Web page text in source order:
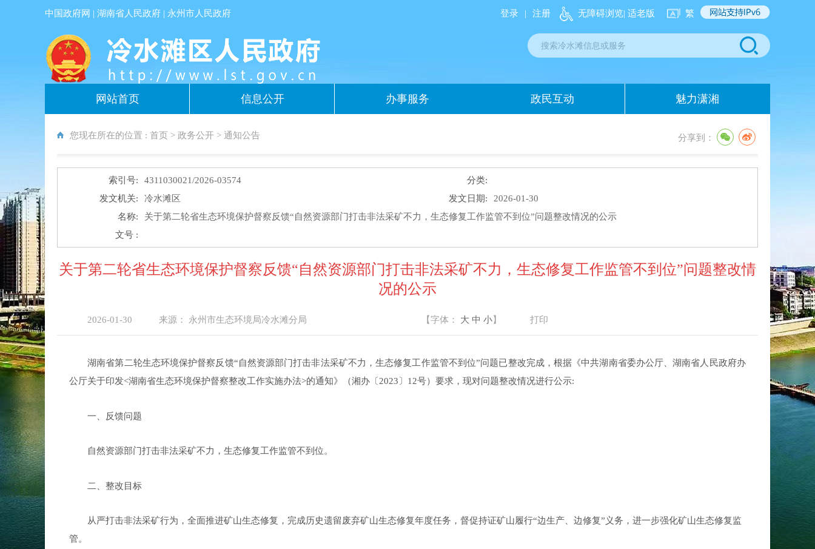
中国政府网 |湖南省人民政府 | 永州市人民政府 登录 | 注册 无障碍浏览| 适老版 繁
网站首页 信息公开 办事服务 政民互动 魅力潇湘
您现在所在的位置 :首页 >政务公开 >通知公告 分享到：
索引号: 4311030021/2026-03574
分类:
发文机关:
冷水滩区 发文日期:
2026-01-30
名称:
关于第二轮省生态环境保护督察反馈“自然资源部门打击非法采矿不力，生态修复工作监管不到位”问题整改情况的公示
文号 :
关于第二轮省生态环境保护督察反馈“自然资源部门打击非法采矿不力，生态修复工作监管不到位”问题整改情
况的公示
2026-01-30 来源： 永州市生态环境局冷水滩分局 【字体： 大 中 小】 打印
湖南省第二轮生态环境保护督察反馈“自然资源部门打击非法采矿不力，生态修复工作监管不到位”问题已整改完成，根据 《中共湖南省委办公厅 、湖南省人民政府办
公厅关于印发<湖南省生态环境保护督察整改工作实施办法>的通知》（湘办〔 2023〕12号）要求，现对问题整改情况进行公示:
一、反馈问题
自然资源部门打击非法采矿不力 ，生态修复工作监管不到位。
二、整改目标
从严打击非法采矿行为，全面推进矿山生态修复，完成历史遗留废弃矿山生态修复年度任务，督促持证矿山履行“边生产、边修复” 义务，进一步强化矿山生态修复监
管。